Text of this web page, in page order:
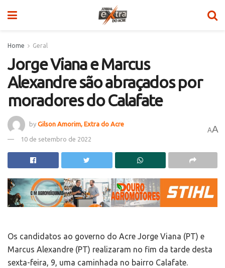
Home Geral
Jorge Viana e Marcus
Alexandre são abraçados por
moradores do Calafate
by Gilson Amorim, Extra do Acre
10 de setembro de 2022
AA
Os candidatos ao governo do Acre Jorge Viana (PT) e
Marcus Alexandre (PT) realizaram no fim da tarde desta
sexta-feira, 9, uma caminhada no bairro Calafate.